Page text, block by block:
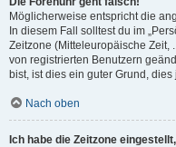
Möglicherweise entspricht die
In diesem Fall solltest du im
Zeitzone (Mitteleuropäische Zeit,
von registrierten Benutzern
bist, ist dies ein guter Grund, dies
Nach oben
Ich habe die Zeitzone